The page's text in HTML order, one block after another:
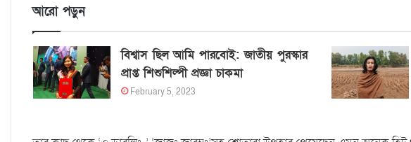
আরো পড়ুন
বিশ্বাস ছিল আমি পারবোই: জাতীয় পুরস্কার
প্রাপ্ত শিশুশিল্পী প্রজ্ঞা চাকমা
February 5, 2023